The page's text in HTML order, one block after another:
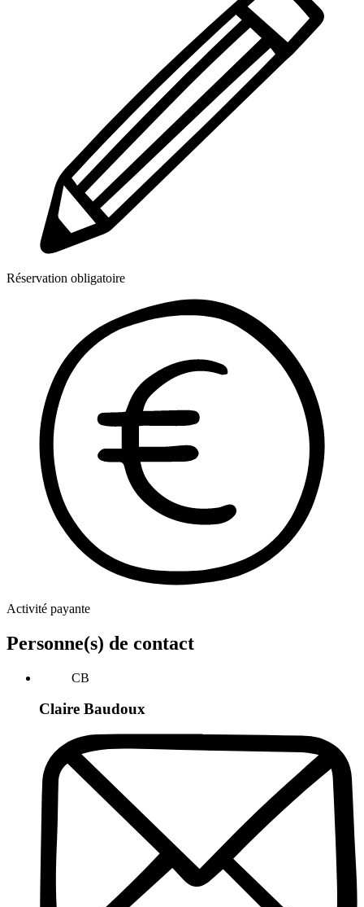
Réservation obligatoire
Activité payante
Personne(s) de contact
CB
Claire Baudoux